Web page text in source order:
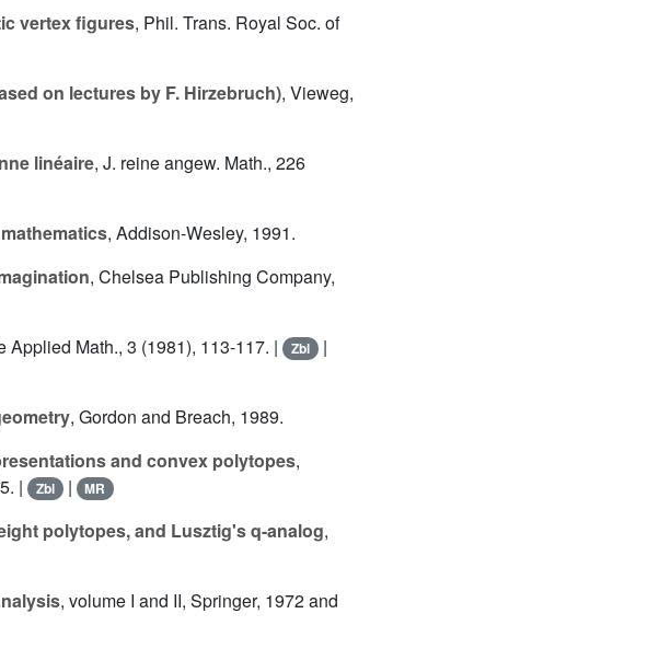
vertex figures, Phil. Trans. Royal Soc. of
on lectures by F. Hirzebruch), Vieweg,
linéaire, J. reine angew. Math., 226
, Addison-Wesley, 1991.
, Chelsea Publishing Company,
Applied Math., 3 (1981), 113-117. | Zbl |
, Gordon and Breach, 1989.
and convex polytopes,
|
Zbl | MR
polytopes, and Lusztig's q-analog,
, volume I and II, Springer, 1972 and